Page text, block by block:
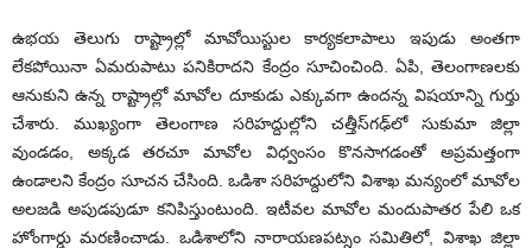
ఉభయ తెలుగు రాష్ట్రాల్లో మావోయిస్టుల కార్యకలాపాలు ఇపుడు అంతగా
లేకపోయినా ఏమరుపాటు పనికిరాదని కేంద్రం సూచించింది. ఏపి, తెలంగాణలకు
ఆనుకుని ఉన్న రాష్ట్రాల్లో మావోల దూకుడు ఎక్కువగా ఉందన్న విషయాన్ని గుర్తు
చేశారు. ముఖ్యంగా తెలంగాణ సరిహద్దుల్లోని చత్తీస్‌గఢ్‌లో సుకుమా జిల్లా
వుండడం, అక్కడ తరచూ మావోల విధ్వంసం కొనసాగడంతో అప్రమత్తంగా
ఉండాలని కేంద్రం సూచన చేసింది. ఒడిశా సరిహద్దులోని విశాఖ మన్యంలో మావోల
అలజడి అపుడపుడూ కనిపిస్తుంటుంది. ఇటీవల మావోల మందుపాతర పేలి ఒక
హోంగార్డు మరణించాడు. ఒడిశాలోని నారాయణపట్నం సమితిలో, విశాఖ జిల్లా